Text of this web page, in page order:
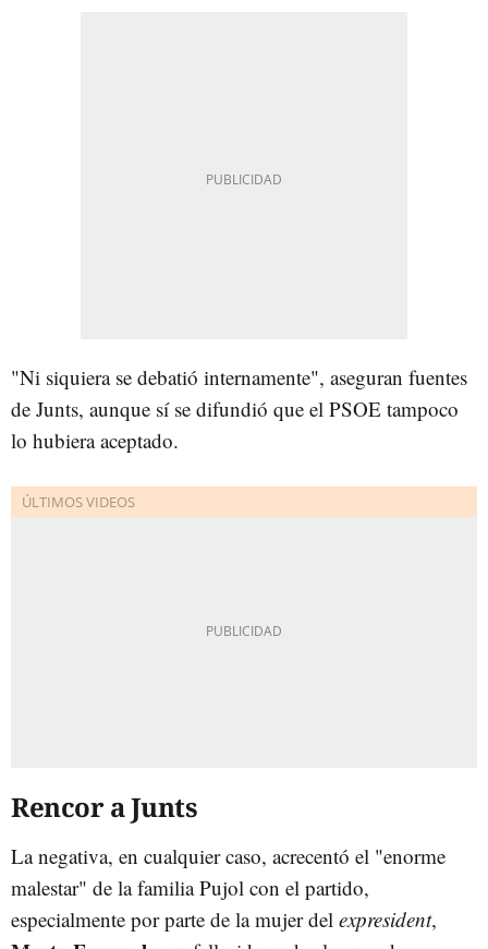
"Ni siquiera se debatió internamente", aseguran fuentes
de Junts, aunque sí se difundió que el PSOE tampoco
lo hubiera aceptado.
Rencor a Junts
La negativa, en cualquier caso, acrecentó el "enorme
malestar" de la familia Pujol con el partido,
especialmente por parte de la mujer del expresident,